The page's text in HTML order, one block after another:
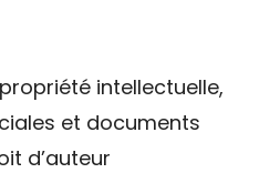
intellectuelle,
et documents
d’auteur